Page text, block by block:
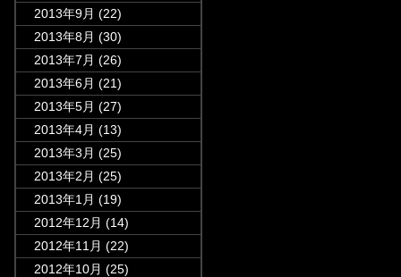
2013年9月 (22)
2013年8月 (30)
2013年7月 (26)
2013年6月 (21)
2013年5月 (27)
2013年4月 (13)
2013年3月 (25)
2013年2月 (25)
2013年1月 (19)
2012年12月 (14)
2012年11月 (22)
2012年10月 (25)